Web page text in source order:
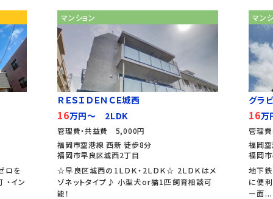
ロを
・イン
マンション
ＲＥＳＩＤＥＮＣＥ城西
16万円～ 2LDK
管理費・共益費 5,000円
福岡市空港線 西新 徒歩8分
福岡市早良区城西2丁目
☆早良区城西の1ＬＤＫ・2ＬＤＫ☆ 2ＬＤＫはメ
ゾネットタイプ♪ 小型犬or猫1匹飼育相談可
能！
マン
グラ
16
管理
福岡
福岡
地下
に便
ー面...